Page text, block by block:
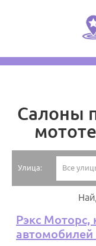
Салоны
Улица: Все
Рэкс
автомобилей